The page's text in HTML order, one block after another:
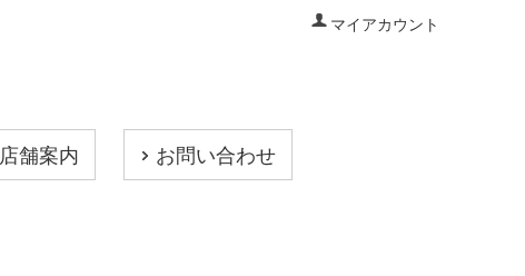
マイアカウント
店舗案内 お問い合わせ